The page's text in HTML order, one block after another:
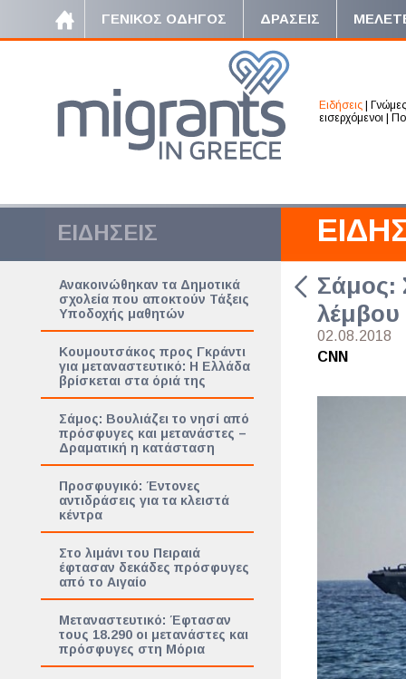
ΓΕΝΙΚΟΣ ΟΔΗΓΟΣ ΔΡΑΣΕΙΣ
Ειδήσεις
Γνώμες
εισερχόμενοι
ΕΙΔΗΣΕΙΣ
Ανακοινώθηκαν τα Δημοτικά
σχολεία που αποκτούν Τάξεις
Υποδοχής μαθητών
Κουμουτσάκος προς Γκράντι
για μεταναστευτικό: Η Ελλάδα
βρίσκεται στα όριά της
Σάμος: Βουλιάζει το νησί από
πρόσφυγες και μετανάστες –
Δραματική η κατάσταση
Προσφυγικό: Έντονες
αντιδράσεις για τα κλειστά
κέντρα
Στο λιμάνι του Πειραιά
έφτασαν δεκάδες πρόσφυγες
από το Αιγαίο
Μεταναστευτικό: Έφτασαν
τους 18.290 οι μετανάστες και
πρόσφυγες στη Μόρια
Σάμος:
λέμβου
02.08.2018
CNN